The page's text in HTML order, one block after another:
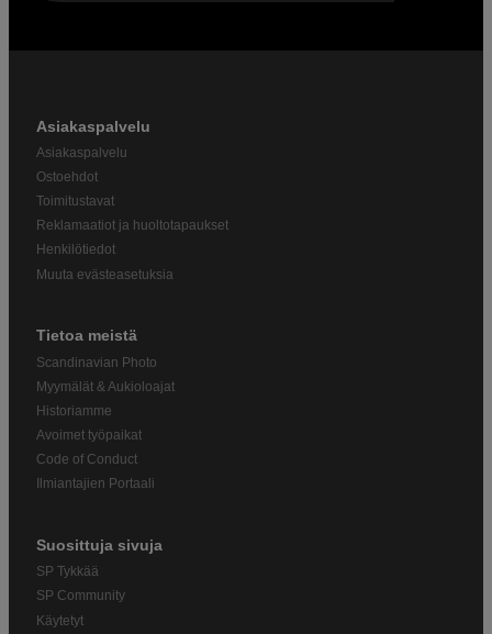
Asiakaspalvelu
Asiakaspalvelu
Ostoehdot
Toimitustavat
Reklamaatiot ja huoltotapaukset
Henkilötiedot
Muuta evästeasetuksia
Tietoa meistä
Scandinavian Photo
Myymälät & Aukioloajat
Historiamme
Avoimet työpaikat
Code of Conduct
Ilmiantajien Portaali
Suosittuja sivuja
SP Tykkää
SP Community
Käytetyt